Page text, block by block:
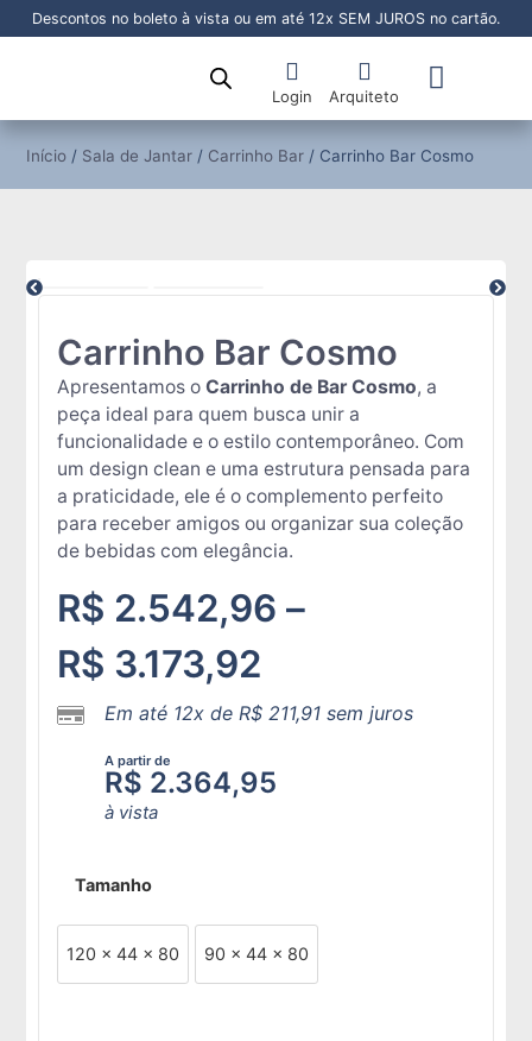
Descontos no boleto à vista ou em até 12x SEM JUROS no cartão.
Login Arquiteto
Início / Sala de Jantar / Carrinho Bar / Carrinho Bar Cosmo
Carrinho Bar Cosmo
Apresentamos oCarrinho de Bar Cosmo, a
peça ideal para quem busca unir a
funcionalidade e o estilo contemporâneo. Com
um design clean e uma estrutura pensada para
a praticidade, ele é o complemento perfeito
para receber amigos ou organizar sua coleção
de bebidas com elegância.
R$ 2.542,96 –
R$ 3.173,92
Em até 12x deR$ 211,91 sem juros
A partir de
R$ 2.364,95
à vista
Tamanho
120 x 44 x 80 90 x 44 x 80